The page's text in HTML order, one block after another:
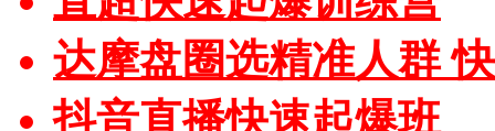
达摩盘圈选精准人群
抖音直播快速起爆班